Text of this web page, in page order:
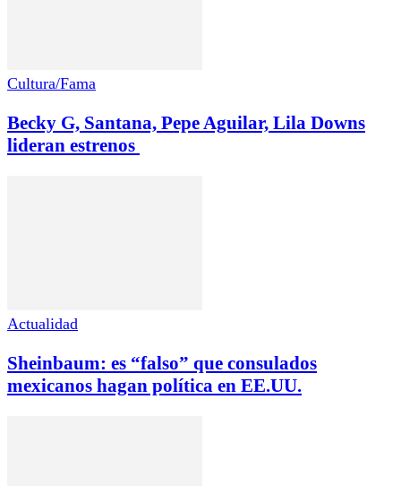
Cultura/Fama
Becky G, Santana, Pepe Aguilar, Lila Downs
lideran estrenos
Actualidad
Sheinbaum: es “falso” que consulados
mexicanos hagan política en EE.UU.